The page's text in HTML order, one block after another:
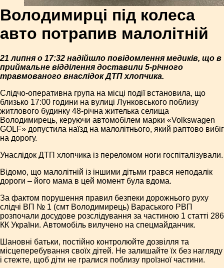
Володимирці під колеса
авто потрапив малолітній
21 липня о 17:32 надійшло повідомлення медиків, що в
приймальне відділення доставили 5-річного
травмованого внаслідок ДТП хлопчика.
Слідчо-оперативна група на місці події встановила, що
близько 17:00 години на вулиці Лунковського поблизу
житлового будинку 48-річна жителька селища
Володимирець, керуючи автомобілем марки «Volkswagen
GOLF» допустила наїзд на малолітнього, який раптово вибіг
на дорогу.
Унаслідок ДТП хлопчика із переломом ноги госпіталізували.
Відомо, що малолітній із іншими дітьми грався неподалік
дороги – його мама в цей момент була вдома.
За фактом порушення правил безпеки дорожнього руху
слідчі ВП № 1 (смт Володимирець) Вараського РВП
розпочали досудове розслідування за частиною 1 статті 286
КК України. Автомобіль вилучено на спецмайданчик.
Шановні батьки, постійно контролюйте дозвілля та
місцеперебування своїх дітей. Не залишайте їх без нагляду
і стежте, щоб діти не гралися поблизу проїзної частини.